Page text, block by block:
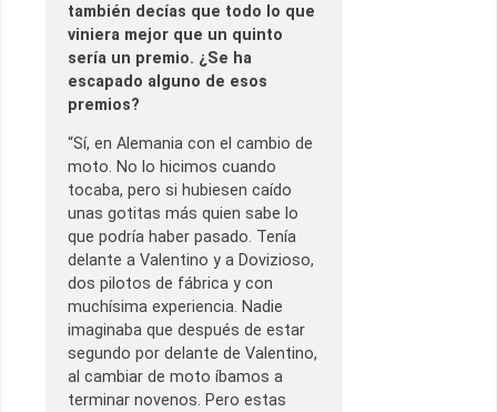
también decías que todo lo que
viniera mejor que un quinto
sería un premio. ¿Se ha
escapado alguno de esos
premios?
“Sí, en Alemania con el cambio de
moto. No lo hicimos cuando
tocaba, pero si hubiesen caído
unas gotitas más quien sabe lo
que podría haber pasado. Tenía
delante a Valentino y a Dovizioso,
dos pilotos de fábrica y con
muchísima experiencia. Nadie
imaginaba que después de estar
segundo por delante de Valentino,
al cambiar de moto íbamos a
terminar novenos. Pero estas